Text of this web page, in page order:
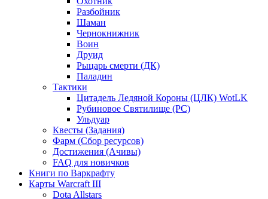
Разбойник
Шаман
Чернокнижник
Воин
Друид
Рыцарь смерти (ДК)
Паладин
Тактики
Цитадель Ледяной Короны (ЦЛК) WotLK
Рубиновое Святилище (РС)
Ульдуар
Квесты (Задания)
Фарм (Сбор ресурсов)
Достижения (Ачивы)
FAQ для новичков
Книги по Варкрафту
Карты Warcraft III
Dota Allstars